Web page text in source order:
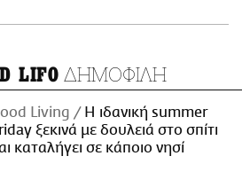
LIFO ΔΗΜΟΦΙΛΗ
Living
Η ιδανική summer
ξεκινά με δουλειά στο σπίτι
καταλήγει σε κάποιο νησί